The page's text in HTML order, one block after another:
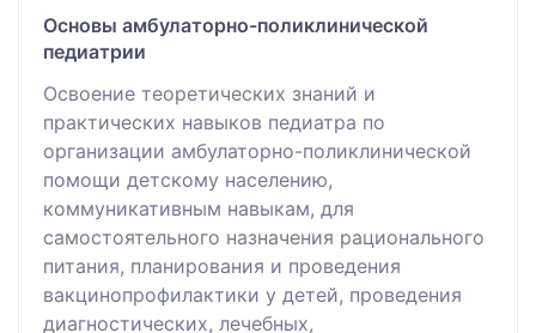
Основы амбулаторно-поликлинической
педиатрии
Освоение теоретических знаний и
практических навыков педиатра по
организации амбулаторно-поликлинической
помощи детскому населению,
коммуникативным навыкам, для
самостоятельного назначения рационального
питания, планирования и проведения
вакцинопрофилактики у детей, проведения
диагностических, лечебных,